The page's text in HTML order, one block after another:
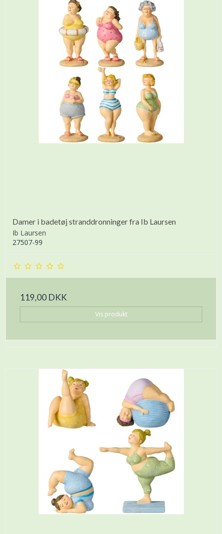
Damer i badetøj stranddronninger fra Ib Laursen
Ib Laursen
27507-99
119,00 DKK
Vis produkt